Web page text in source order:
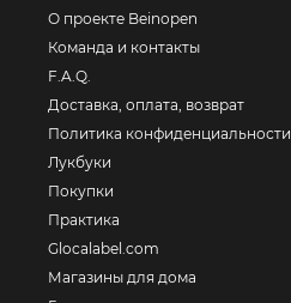
О проекте Beinopen
Команда и контакты
F.A.Q.
Доставка, оплата, возврат
Политика конфиденциальности
Лукбуки
Покупки
Практика
Glocalabel.com
Магазины для дома